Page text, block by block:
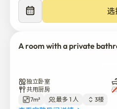
* 距霍吉站步行7分钟，
交通十分便利，比如路线和公
味和美食巷。
* 这是一堵砖墙，而不是胶合
* 屋顶很宽，所以使用晾衣架
选
A room with a private
独立卧室
共用厨房
7m²
最多 1 人 3楼